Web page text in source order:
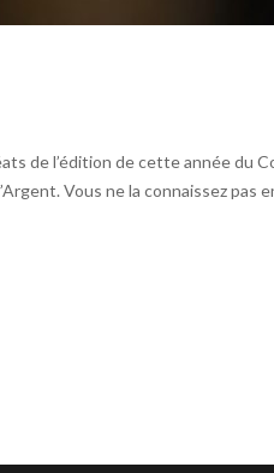
de l’édition de cette année du
Vous ne la connaissez pas